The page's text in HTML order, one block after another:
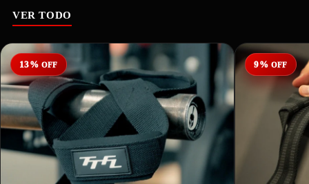
VER TODO
13% OFF 9% OFF